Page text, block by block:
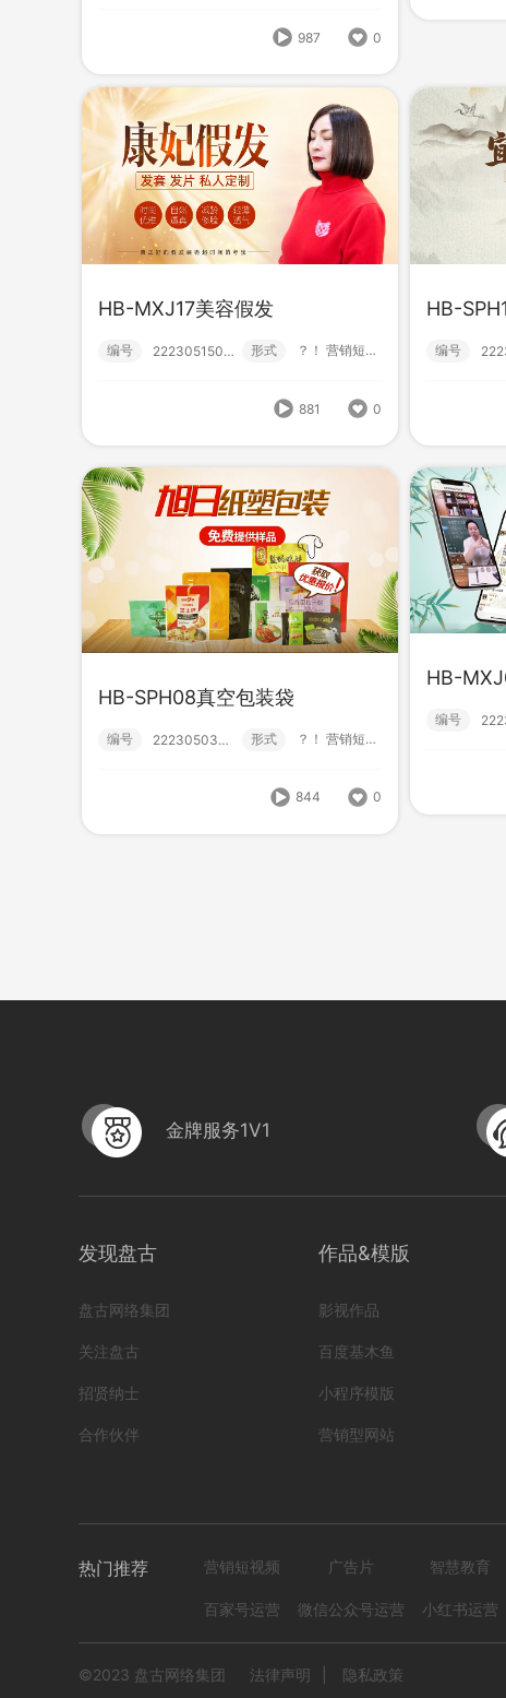
1015
0
HB-
编号
0
HB-
987 0
HB-MXJ17美容假发
编号 222305150002 形式 ？！ 营销短视频; 小视频; 初级款;
881 0
HB-
编号
HB-SPH08真空包装袋
编号 222305030026 形式 ？！ 营销短视频; 小视频; 初级款;
844 0
HB-
编号
987 0
HB-MXJ17美容假发
金牌服务1V1
发现盘古
盘古网络集团
关注盘古
招贤纳士
合作伙伴
作品&模版
影视作品
百度基木鱼
小程序模版
营销型网站
热门推荐 营销短视频 广告片 智慧教育
百家号运营 微信公众号运营 小红书运营
©2023 盘古网络集团 法律声明 隐私政策